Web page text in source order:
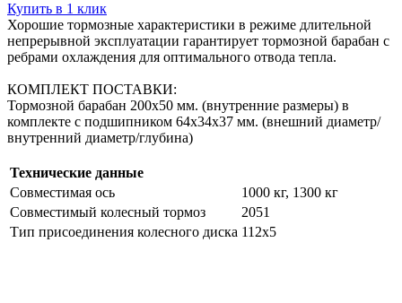
Купить в 1 клик
Хорошие тормозные характеристики в режиме длительной
непрерывной эксплуатации гарантирует тормозной барабан с
ребрами охлаждения для оптимального отвода тепла.
КОМПЛЕКТ ПОСТАВКИ:
Тормозной барабан 200х50 мм. (внутренние размеры) в
комплекте с подшипником 64х34х37 мм. (внешний диаметр/
внутренний диаметр/глубина)
Технические данные
Совместимая ось
1000 кг, 1300 кг
Совместимый колесный тормоз
2051
Тип присоединения колесного диска 112х5